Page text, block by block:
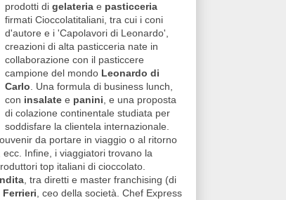
prodotti di gelateria e pasticceria
firmati Cioccolatitaliani, tra cui i coni
d'autore e i 'Capolavori di Leonardo',
creazioni di alta pasticceria nate in
collaborazione con il pasticcere
campione del mondo Leonardo di
Carlo. Una formula di business lunch,
con insalate e panini, e una proposta
di colazione continentale studiata per
soddisfare la clientela internazionale.
da portare in viaggio o al ritorno
Infine, i viaggiatori trovano la
top italiani di cioccolato.
, tra diretti e master franchising (di
, ceo della società. Chef Express